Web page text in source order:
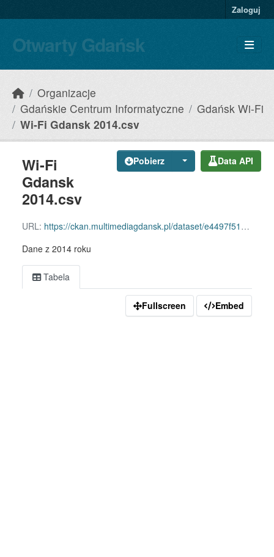
Zaloguj
Otwarty Gdańsk
Organizacje
Gdańskie Centrum Informatyczne
Gdańsk Wi-Fi
Wi-Fi Gdansk 2014.csv
Pobierz Data API
Wi-Fi
Gdansk
2014.csv
URL: https://ckan.multimediagdansk.pl/dataset/e4497f51-6c23-4f4c-be9b-ffd7b0e8d5dd/resource/c7cf5ad3-0886-483e-9f37-e7ee5344ff64/download/wi-fi-gdansk-2014.csv
Dane z 2014 roku
Tabela
Fullscreen Embed